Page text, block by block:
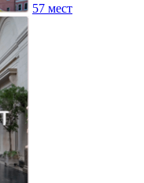
57 мест